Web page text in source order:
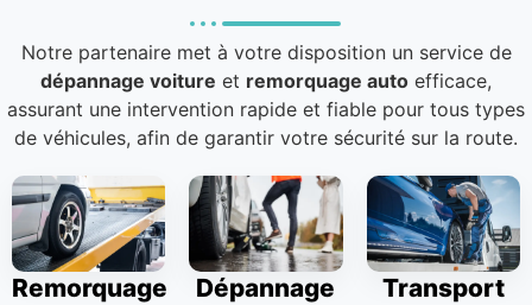
Notre partenaire met à votre disposition un service de
dépannage voiture et remorquage auto efficace,
assurant une intervention rapide et fiable pour tous types
de véhicules, afin de garantir votre sécurité sur la route.
Remorquage
Dépannage
Transport